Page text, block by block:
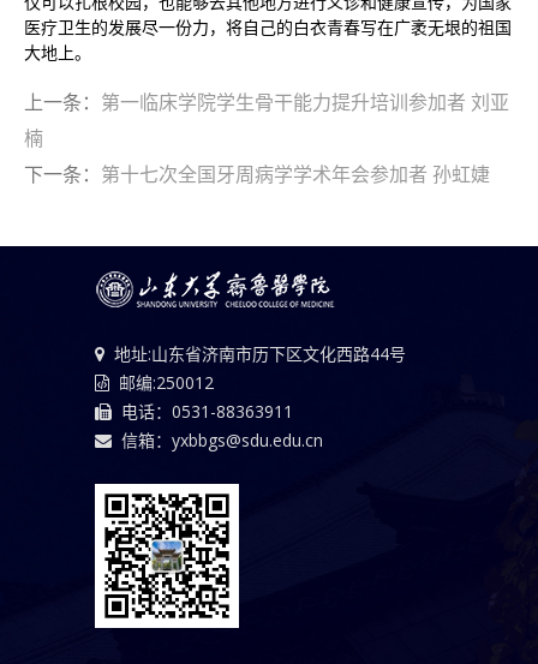
医疗卫生的发展尽一份力，将自己的白衣青春写在广袤无垠的祖国
大地上。
上一条： 第一临床学院学生骨干能力提升培训参加者 刘亚
楠
下一条： 第十七次全国牙周病学学术年会参加者 孙虹婕
地址:山东省济南市历下区文化西路44号
邮编:250012
电话：0531-88363911
信箱：yxbbgs@sdu.edu.cn